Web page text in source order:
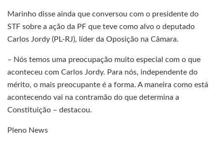
Marinho disse ainda que conversou com o presidente do
STF sobre a ação da PF que teve como alvo o deputado
Carlos Jordy (PL-RJ), líder da Oposição na Câmara.
– Nós temos uma preocupação muito especial com o que
aconteceu com Carlos Jordy. Para nós, independente do
mérito, o mais preocupante é a forma. A maneira como está
acontecendo vai na contramão do que determina a
Constituição – destacou.
Pleno News